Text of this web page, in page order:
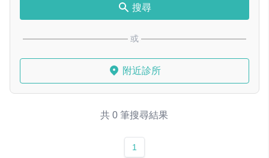
搜尋
或
附近診所
共 0 筆搜尋結果
1